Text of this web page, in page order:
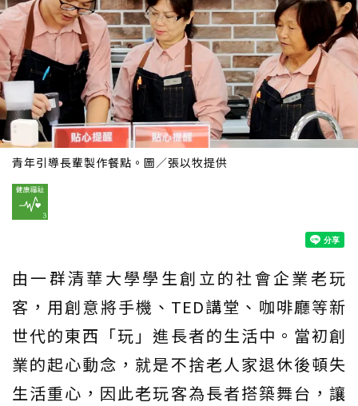
青年引導長輩製作餐點。圖／張以牧提供
由一群清華大學學生創立的社會企業老玩
客，用創意將手機、TED講堂、咖啡廳等新
世代的東西「玩」進長者的生活中。當初創
業的起心動念，就是不捨老人家退休後頓失
生活重心，因此老玩客為長者搭築舞台，讓